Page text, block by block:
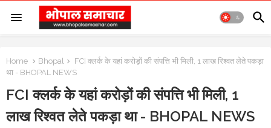
Home Bhopal
FCI क्लर्क के यहां करोड़ों की संपत्ति भी मिली, 1 लाख रिश्वत लेते पकड़ा
था - BHOPAL NEWS
FCI क्लर्क के यहां करोड़ों की संपत्ति भी मिली, 1
लाख रिश्वत लेते पकड़ा था - BHOPAL NEWS